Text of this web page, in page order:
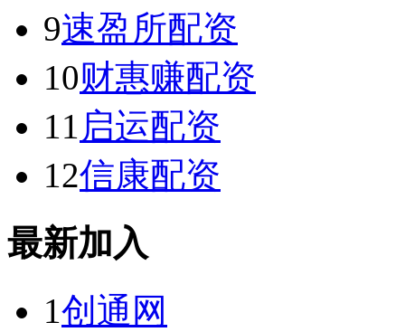
9速盈所配资
10财惠赚配资
11 启运配资
12信康配资
最新加入
1创通网